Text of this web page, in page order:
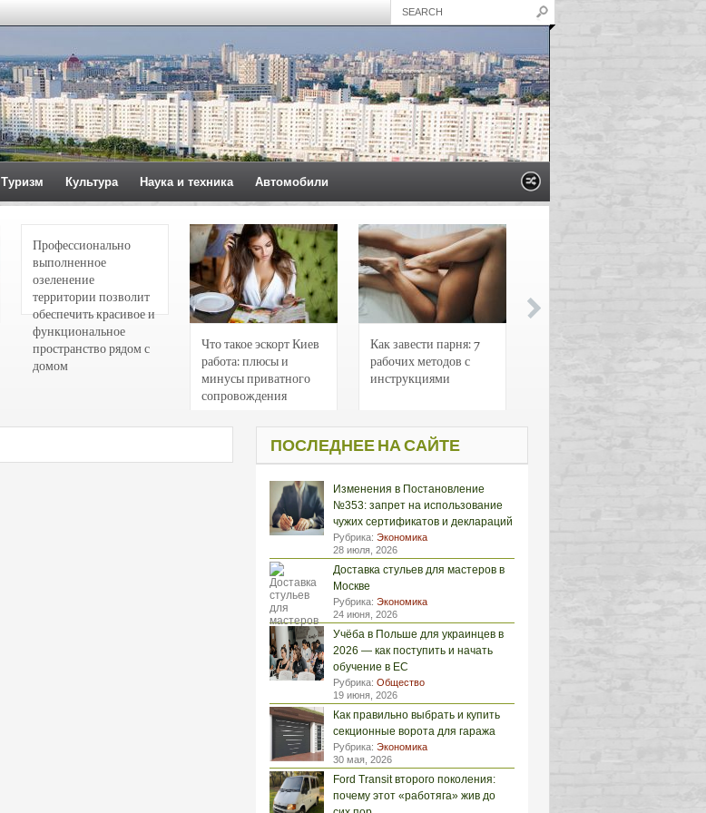
Туризм Культура Наука и техника Автомобили
Профессионально
выполненное
озеленение
территории позволит
обеспечить красивое и
функциональное
пространство рядом с
домом
Что такое эскорт Киев
работа: плюсы и
минусы приватного
сопровождения
Как завести парня: 7
рабочих методов с
инструкциями
ПОСЛЕДНЕЕ НА САЙТЕ
Изменения в Постановление
№353: запрет на использование
чужих сертификатов и деклараций
Рубрика: Экономика
28 июля, 2026
Доставка стульев для мастеров в
Москве
Рубрика: Экономика
24 июня, 2026
Учёба в Польше для украинцев в
2026 — как поступить и начать
обучение в ЕС
Рубрика: Общество
19 июня, 2026
Как правильно выбрать и купить
секционные ворота для гаража
Рубрика: Экономика
30 мая, 2026
Ford Transit второго поколения:
почему этот «работяга» жив до